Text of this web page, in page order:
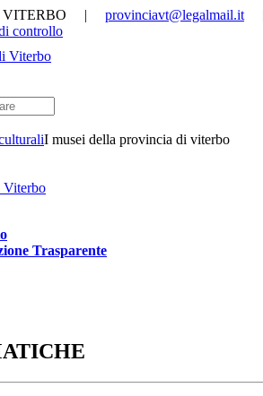
VITERBO | provinciavt@legalmail.it
controllo
I musei della provincia di viterbo
Trasparente